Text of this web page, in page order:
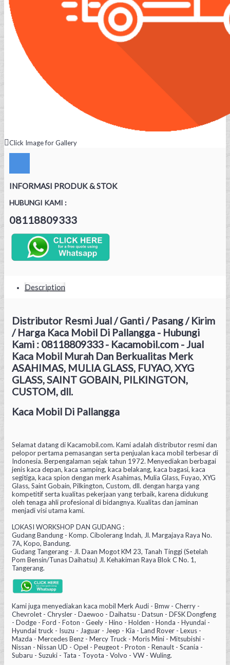
Click Image for Gallery
INFORMASI PRODUK & STOK
HUBUNGI KAMI :
08118809333
Description
Distributor Resmi Jual / Ganti / Pasang / Kirim
/ Harga Kaca Mobil Di Pallangga - Hubungi
Kami : 08118809333 - Kacamobil.com - Jual
Kaca Mobil Murah Dan Berkualitas Merk
ASAHIMAS, MULIA GLASS, FUYAO, XYG
GLASS, SAINT GOBAIN, PILKINGTON,
CUSTOM, dll.
Kaca Mobil Di Pallangga
Selamat datang di Kacamobil.com. Kami adalah distributor resmi dan
pelopor pertama pemasangan serta penjualan kaca mobil terbesar di
Indonesia. Berpengalaman sejak tahun 1972. Menyediakan berbagai
jenis kaca depan, kaca samping, kaca belakang, kaca bagasi, kaca
segitiga, kaca spion dengan merk Asahimas, Mulia Glass, Fuyao, XYG
Glass, Saint Gobain, Pilkington, Custom, dll. dengan harga yang
kompetitif serta kualitas pekerjaan yang terbaik, karena didukung
oleh tenaga ahli profesional di bidangnya. Kualitas dan jaminan
menjadi visi utama kami.
LOKASI WORKSHOP DAN GUDANG :
Gudang Bandung - Komp. Cibolerang Indah, Jl. Margajaya Raya No.
7A, Kopo, Bandung.
Gudang Tangerang - Jl. Daan Mogot KM 23, Tanah Tinggi (Setelah
Pom Bensin/Tunas Daihatsu) Jl. Kehakiman Raya Blok C No. 1,
Tangerang.
Kami juga menyediakan kaca mobil Merk Audi - Bmw - Cherry -
Chevrolet - Chrysler - Daewoo - Daihatsu - Datsun - DFSK Dongfeng
- Dodge - Ford - Foton - Geely - Hino - Holden - Honda - Hyundai -
Hyundai truck - Isuzu - Jaguar - Jeep - Kia - Land Rover - Lexus -
Mazda - Mercedes Benz - Mercy Truck - Moris Mini - Mitsubishi -
Nissan - Nissan UD - Opel - Peugeot - Proton - Renault - Scania -
Subaru - Suzuki - Tata - Toyota - Volvo - VW - Wuling.